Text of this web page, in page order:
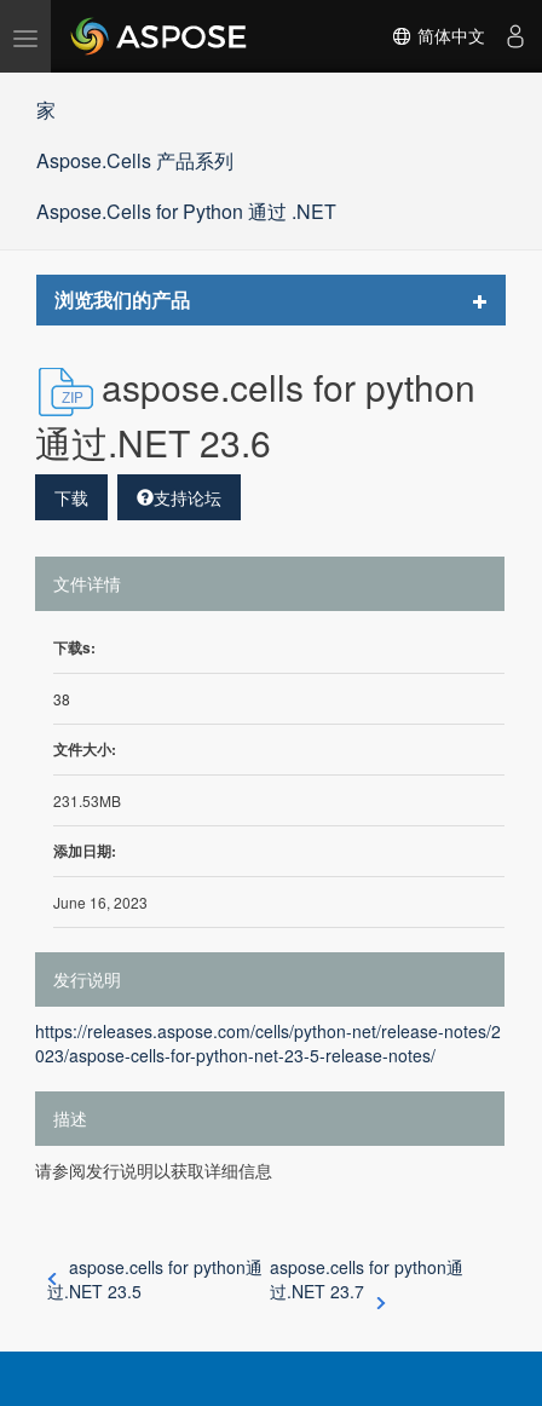
切
航
简体中文
家
Aspose.Cells 产品系列
Aspose.Cells for Python 通过 .NET
浏览我们的产品
Toggle
aspose.cells for python
通过.NET 23.6
下载 支持论坛
文件详情
下载s:
38
文件大小:
231.53MB
添加日期:
June 16, 2023
发行说明
https://releases.aspose.com/cells/python-net/release-notes/2
023/aspose-cells-for-python-net-23-5-release-notes/
描述
请参阅发行说明以获取详细信息
aspose.cells for python通
过.NET 23.5
aspose.cells for python通
过.NET 23.7